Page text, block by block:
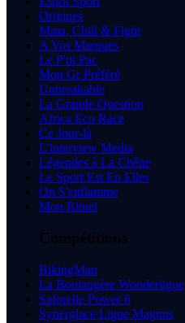
Origines
Mma, Chill & Fight
A Vos Marques
Le P'tit Pac
Mon Gr Préféré
Unbreakable
La Grande Question
Africa Eco Race
Ce Jour-là
L'interview Media
Légendes à La Chêne
Le Sport Est En Elles
On S'enflamme
Mon Rituel
Compétitions
BikingMan
La Boulangère Wonderligue
Saforelle Power 6
Synerglace Ligue Magnus